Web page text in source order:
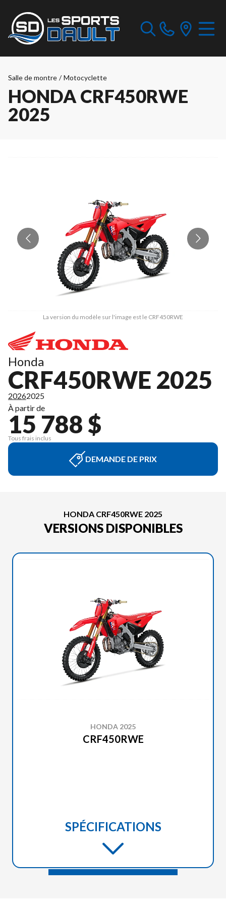
Salle de montre / Motocyclette
HONDA CRF450RWE
2025
La version du modèle sur l'image est le CRF450RWE
Honda
CRF450RWE 2025
20262025
À partir de
15 788 $
Tous frais inclus
DEMANDE DE PRIX
HONDA CRF450RWE 2025
VERSIONS DISPONIBLES
HONDA 2025
CRF450RWE
SPÉCIFICATIONS